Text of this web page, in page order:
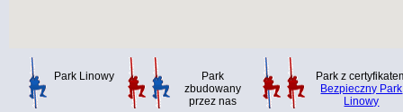
Park Linowy
Park
zbudowany
przez nas
Park z
Bezpieczny Park
Linowy